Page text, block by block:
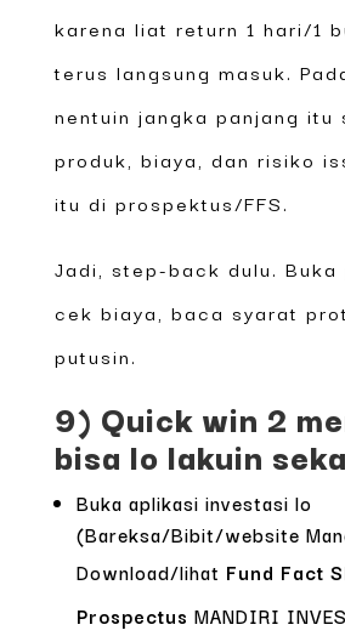
karena liat return 1 hari/1
terus langsung masuk.
nentuin jangka panjang itu
produk, biaya, dan risiko
itu di prospektus/FFS.
Jadi, step-back dulu. Buka
cek biaya, baca syarat
putusin.
9) Quick win 2
bisa lo lakuin
Buka aplikasi investasi lo
(Bareksa/Bibit/website
Download/lihat Fund Fact
Prospectus MANDIRI